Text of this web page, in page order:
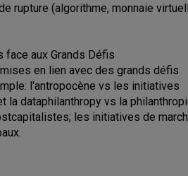
rupture (algorithme, monnaie
aux Grands Défis
en lien avec des grands défis
l'antropocène vs les initiatives
la dataphilanthropy vs la
les initiatives de